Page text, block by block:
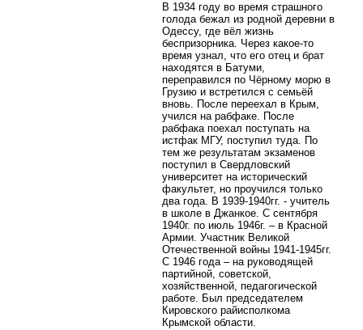
В 1934 году во время страшного
голода бежал из родной деревни в
Одессу, где вёл жизнь
беспризорника. Через какое-то
время узнал, что его отец и брат
находятся в Батуми,
переправился по Чёрному морю в
Грузию и встретился с семьёй
вновь. После переехал в Крым,
учился на рабфаке. После
рабфака поехал поступать на
истфак МГУ, поступил туда. По
тем же результатам экзаменов
поступил в Свердловский
университет на исторический
факультет, но проучился только
два года. В 1939-1940гг. - учитель
в школе в Джанкое. С сентября
1940г. по июль 1946г. – в Красной
Армии. Участник Великой
Отечественной войны 1941-1945гг.
С 1946 года – на руководящей
партийной, советской,
хозяйственной, педагогической
работе. Был председателем
Кировского райисполкома
Крымской области.